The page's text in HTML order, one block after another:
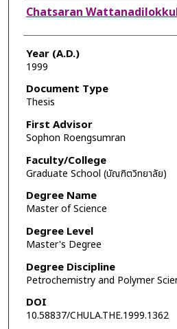
Author
Chatsaran
Year (A.D.)
1999
Document Type
Thesis
First Advisor
Sophon Roengsumran
Faculty/College
Graduate School (บัณฑิตวิทยาลัย)
Degree Name
Master of Science
Degree Level
Master's Degree
Degree Discipline
Petrochemistry and Polymer
DOI
10.58837/CHULA.THE.1999.1362